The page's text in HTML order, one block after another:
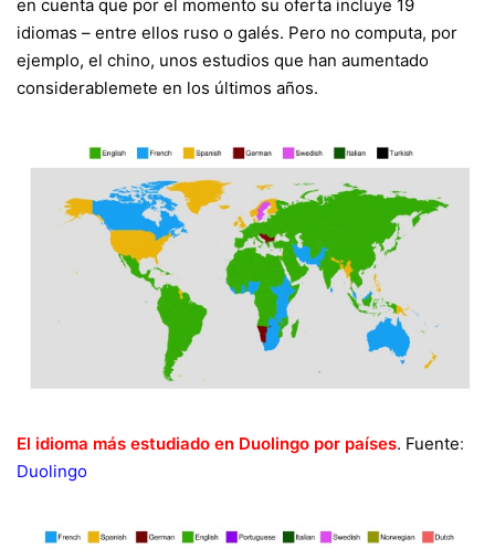
en cuenta que por el momento su oferta incluye 19
idiomas – entre ellos ruso o galés. Pero no computa, por
ejemplo, el chino, unos estudios que han aumentado
considerablemete en los últimos años.
El idioma más estudiado en Duolingo por países. Fuente:
Duolingo